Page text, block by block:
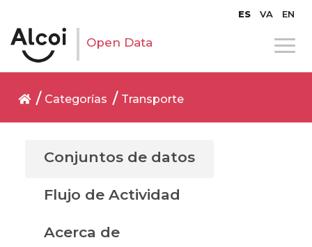
ES VA EN
Open Data
Categorías Transporte
Conjuntos de datos
Flujo de Actividad
Acerca de